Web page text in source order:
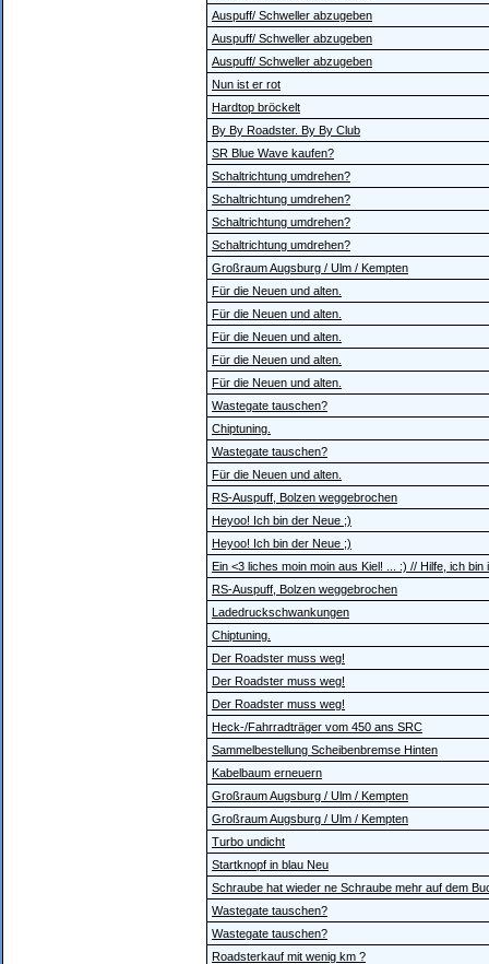
Auspuff/ Schweller abzugeben
Auspuff/ Schweller abzugeben
Auspuff/ Schweller abzugeben
Nun ist er rot
Hardtop bröckelt
By By Roadster. By By Club
SR Blue Wave kaufen?
Schaltrichtung umdrehen?
Schaltrichtung umdrehen?
Schaltrichtung umdrehen?
Schaltrichtung umdrehen?
Großraum Augsburg / Ulm / Kempten
Für die Neuen und alten.
Für die Neuen und alten.
Für die Neuen und alten.
Für die Neuen und alten.
Für die Neuen und alten.
Wastegate tauschen?
Chiptuning.
Wastegate tauschen?
Für die Neuen und alten.
RS-Auspuff, Bolzen weggebrochen
Heyoo! Ich bin der Neue ;)
Heyoo! Ich bin der Neue ;)
Ein <3 liches moin moin aus Kiel! ... :) // Hilfe, ich bin
RS-Auspuff, Bolzen weggebrochen
Ladedruckschwankungen
Chiptuning.
Der Roadster muss weg!
Der Roadster muss weg!
Der Roadster muss weg!
Heck-/Fahrradträger vom 450 ans SRC
Sammelbestellung Scheibenbremse Hinten
Kabelbaum erneuern
Großraum Augsburg / Ulm / Kempten
Großraum Augsburg / Ulm / Kempten
Turbo undicht
Startknopf in blau Neu
Schraube hat wieder ne Schraube mehr auf dem
Wastegate tauschen?
Wastegate tauschen?
Roadsterkauf mit wenig km ?